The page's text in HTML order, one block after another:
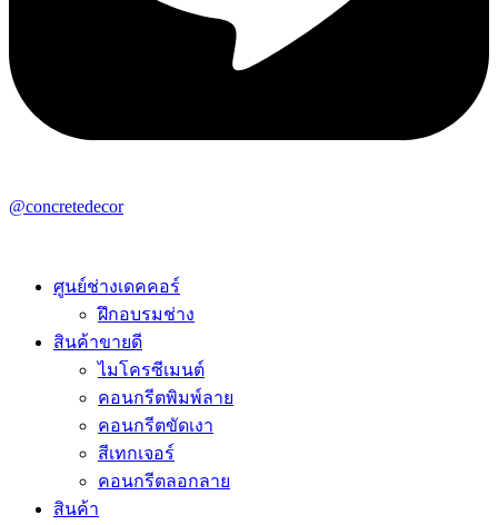
@concretedecor
ศูนย์ช่างเดคคอร์
ฝึกอบรมช่าง
สินค้าขายดี
ไมโครซีเมนต์
คอนกรีตพิมพ์ลาย
คอนกรีตขัดเงา
สีเทกเจอร์
คอนกรีตลอกลาย
สินค้า